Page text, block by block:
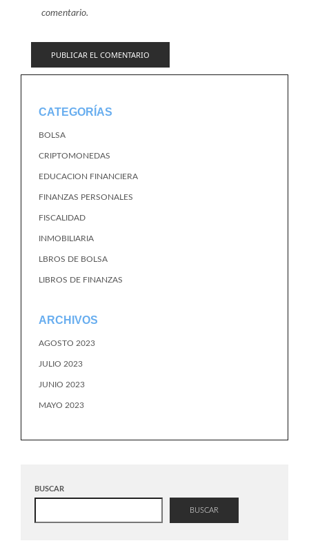
comentario.
CATEGORÍAS
BOLSA
CRIPTOMONEDAS
EDUCACION FINANCIERA
FINANZAS PERSONALES
FISCALIDAD
INMOBILIARIA
LBROS DE BOLSA
LIBROS DE FINANZAS
ARCHIVOS
AGOSTO 2023
JULIO 2023
JUNIO 2023
MAYO 2023
BUSCAR
BUSCAR